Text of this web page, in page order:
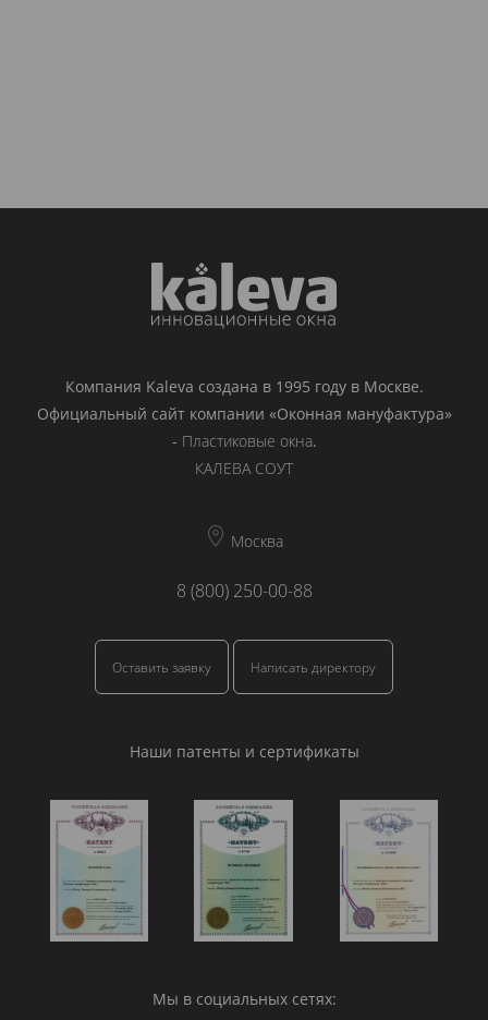
Компания Kaleva создана в 1995 году в Москве.
Официальный сайт компании «Оконная мануфактура»
- Пластиковые окна.
КАЛЕВА СОУТ
Москва
8 (800) 250-00-88
Оставить заявку Написать директору
Наши патенты и сертификаты
Мы в социальных сетях: